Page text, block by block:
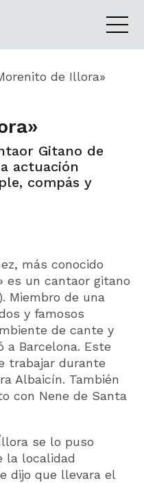
de Illora»
Gitano de
actuación
compás y
más conocido
es un cantaor gitano
Miembro de una
y famosos
de cante y
a Barcelona. Este
trabajar durante
Albaicín. También
con Nene de Santa
se lo puso
la localidad
dijo que llevara el